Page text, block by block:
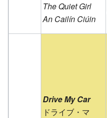
The Quiet Girl
An Cailín Ciúin
Drive My Car
ドライブ・マ